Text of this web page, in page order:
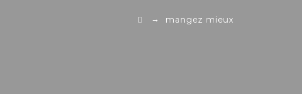
→ mangez mieux